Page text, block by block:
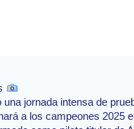
jornada intensa de
a los campeones 2025